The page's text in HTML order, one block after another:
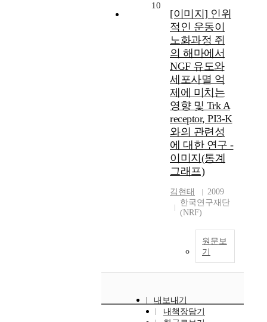
10
[이미지] 인위
적인 운동이
노화과정 쥐
의 해마에서
NGF 유도와
세포사멸 억
제에 미치는
영향 및 Trk A
receptor, PI3-K
와의 관련성
에 대한 연구 -
이미지(통계
그래프)
김현태
2009
한국연구재단
(NRF)
원문보
기
내보내기
내책장담기